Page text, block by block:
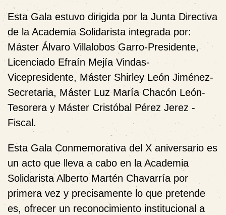
Esta Gala estuvo dirigida por la Junta Directiva
de la Academia Solidarista integrada por:
Máster ÁlvaroVillalobos Garro-Presidente,
Licenciado Efraín Mejía Vindas-
Vicepresidente, Máster Shirley León Jiménez-
Secretaria, Máster Luz María Chacón León-
Tesorera y Máster Cristóbal Pérez Jerez -
Fiscal.
Esta Gala Conmemorativa del X aniversario es
un acto que lleva a cabo en la Academia
Solidarista Alberto Martén Chavarría por
primera vez y precisamente lo que pretende
es, ofrecer un reconocimiento institucional a